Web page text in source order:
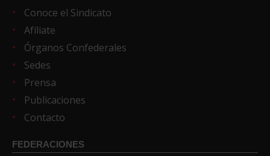
Conoce el Sindicato
Afíliate
Órganos Confederales
Sedes
Prensa
Publicaciones
Contacto
FEDERACIONES